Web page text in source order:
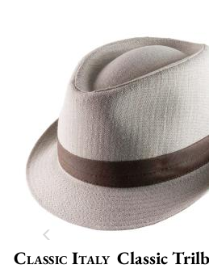
Classic Italy Classic